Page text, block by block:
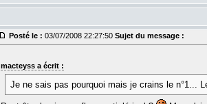
Posté le : 03/07/2008 22:27:50 Sujet du message :
macteyss a écrit :
Je ne sais pas pourquoi mais je crains le n°1...